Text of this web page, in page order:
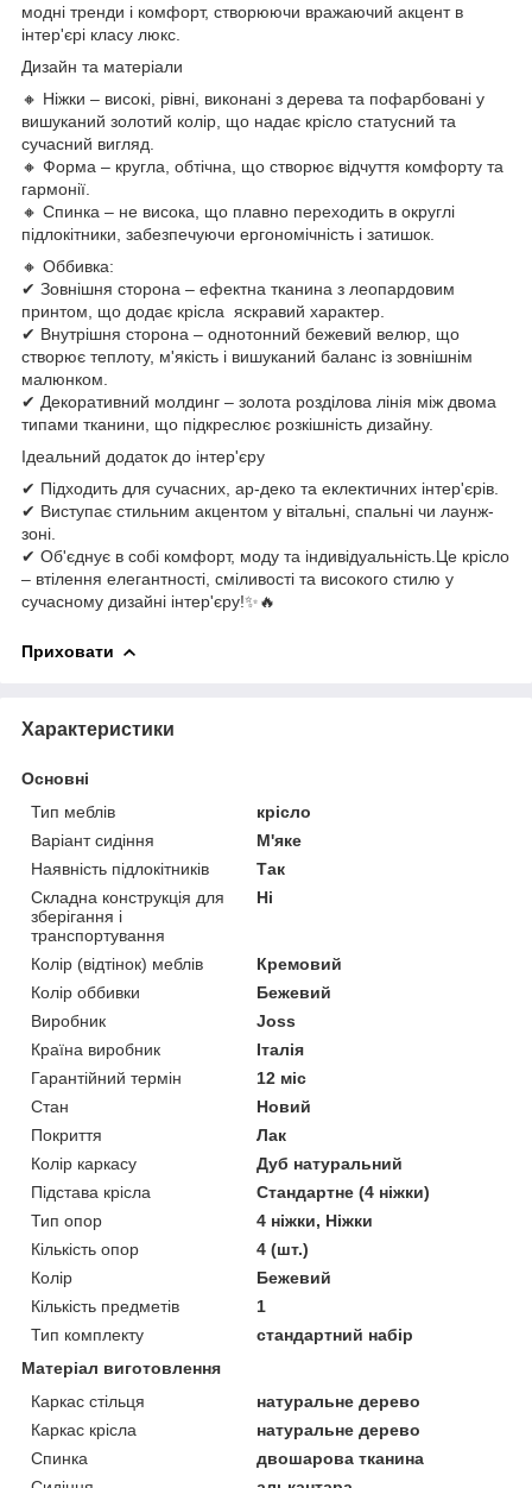
модні тренди і комфорт, створюючи вражаючий акцент в
інтер'єрі класу люкс.
Дизайн та матеріали
🔸 Ніжки – високі, рівні, виконані з дерева та пофарбовані у
вишуканий золотий колір, що надає крісло статусний та
сучасний вигляд.
🔸 Форма – кругла, обтічна, що створює відчуття комфорту та
гармонії.
🔸 Спинка – не висока, що плавно переходить в округлі
підлокітники, забезпечуючи ергономічність і затишок.
🔸 Оббивка:
✔ Зовнішня сторона – ефектна тканина з леопардовим
принтом, що додає крісла яскравий характер.
✔ Внутрішня сторона – однотонний бежевий велюр, що
створює теплоту, м'якість і вишуканий баланс із зовнішнім
малюнком.
✔ Декоративний молдинг – золота розділова лінія між двома
типами тканини, що підкреслює розкішність дизайну.
Ідеальний додаток до інтер'єру
✔ Підходить для сучасних, ар-деко та еклектичних інтер'єрів.
✔ Виступає стильним акцентом у вітальні, спальні чи лаунж-
зоні.
✔ Об'єднує в собі комфорт, моду та індивідуальність.Це крісло
– втілення елегантності, сміливості та високого стилю у
сучасному дизайні інтер'єру!✨🔥
Приховати
Характеристики
Основні
Тип меблів
крісло
Варіант сидіння
М'яке
Наявність підлокітників
Так
Складна конструкція для
зберігання і
транспортування
Ні
Колір (відтінок) меблів
Кремовий
Колір оббивки
Бежевий
Виробник
Joss
Країна виробник
Італія
Гарантійний термін
12 міс
Стан
Новий
Покриття
Лак
Колір каркасу
Дуб натуральний
Підстава крісла
Стандартне (4 ніжки)
Тип опор
4 ніжки, Ніжки
Кількість опор
4 (шт.)
Колір
Бежевий
Кількість предметів
1
Тип комплекту
стандартний набір
Матеріал виготовлення
Каркас стільця
натуральне дерево
Каркас крісла
натуральне дерево
Спинка
двошарова тканина